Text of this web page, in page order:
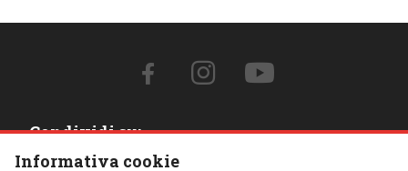
Condividi su:
Informativa cookie